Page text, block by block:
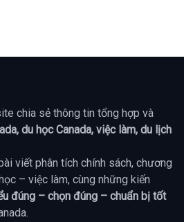
chia sẻ thông tin tổng hợp và
du học Canada, việc làm, du lịch
viết phân tích chính sách, chương
– việc làm, cùng những kiến
đúng – chọn đúng – chuẩn bị tốt